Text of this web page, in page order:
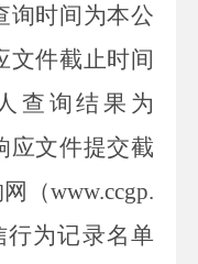
询时间为本公
文件截止时间
查询结果为
应文件提交截
（www.ccgp.
行为记录名单